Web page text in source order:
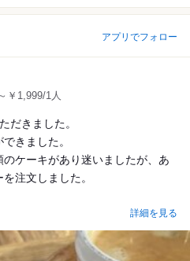
アプリでフォロー
￥1,999/1人
だきました。
きました。
ケーキがあり迷いましたが、あ
注文しました。
詳細を見る